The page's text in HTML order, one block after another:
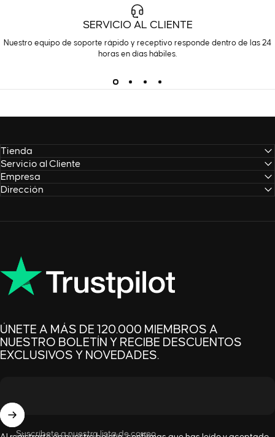
SERVICIO AL CLIENTE
Nuestro equipo de soporte rápido y receptivo responde dentro de las 24
horas en días hábiles.
Tienda
Servicio al Cliente
Empresa
Dirección
ÚNETE A MÁS DE 120.000 MIEMBROS A
NUESTRO BOLETÍN Y RECIBE DESCUENTOS
EXCLUSIVOS Y NOVEDADES.
Suscríbete a nuestra lista de correo